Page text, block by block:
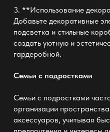
3. **Использование
Добавьте декоративные
подсветка и стильные
создать уютную и
гардеробной.
Семьи с подростками
Семьи с подростками
организации
аксессуаров, учитывая